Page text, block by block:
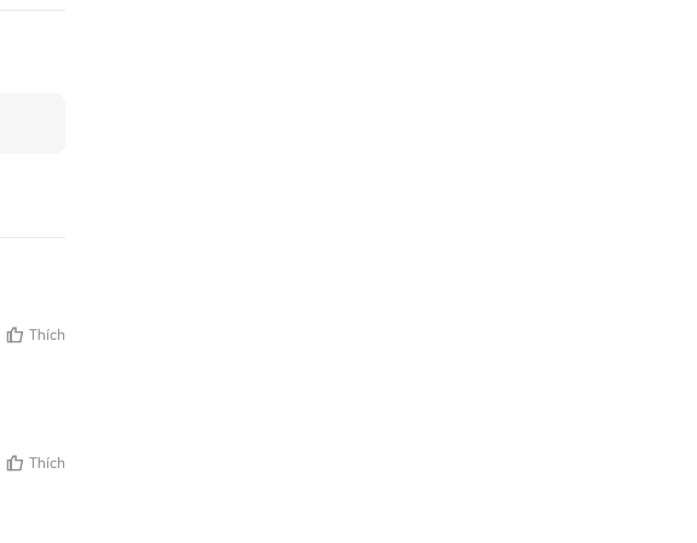
Thích
Thích